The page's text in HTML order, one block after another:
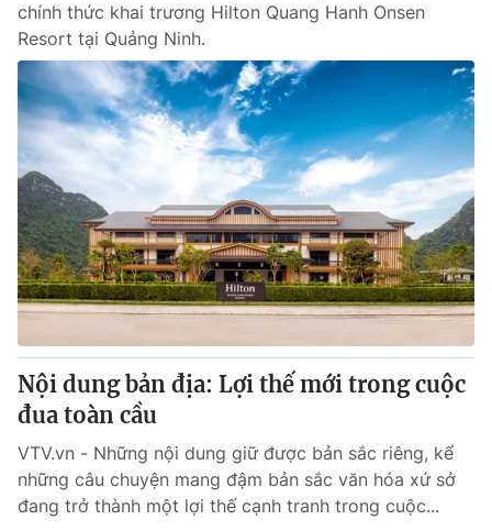
chính thức khai trương Hilton Quang Hanh Onsen
Resort tại Quảng Ninh.
Nội dung bản địa: Lợi thế mới trong cuộc
đua toàn cầu
VTV.vn - Những nội dung giữ được bản sắc riêng, kể
những câu chuyện mang đậm bản sắc văn hóa xứ sở
đang trở thành một lợi thế cạnh tranh trong cuộc...